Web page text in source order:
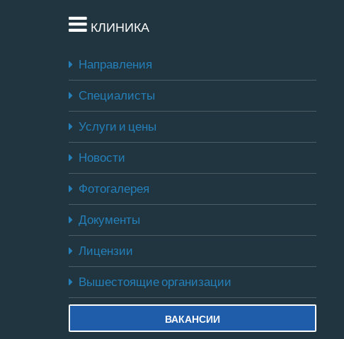
КЛИНИКА
Направления
Специалисты
Услуги и цены
Новости
Фотогалерея
Документы
Лицензии
Вышестоящие организации
ВАКАНСИИ